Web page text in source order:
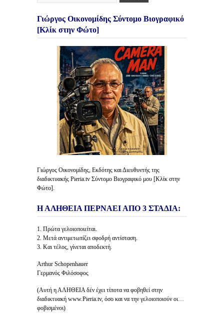
Γιώργος Οικονομίδης Σύντομο Βιογραφικό
[Κλίκ στην Φώτο]
Γιώργος Οικονομίδης, Εκδότης και Διευθυντής της
διαδικτυακής Pieria.tv Σύντομο Βιογραφικό μου [Κλίκ στην
Φώτο].
Η ΑΛΗΘΕΙΑ ΠΕΡΝΑΕΙ ΑΠΟ 3 ΣΤΑΔΙΑ:
1. Πρώτα γελοιοποιείται.
2. Μετά αντιμετωπίζει σφοδρή αντίσταση.
3. Και τέλος, γίνεται αποδεκτή.
Arthur Schopenhauer
Γερμανός Φιλόσοφος
(Αυτή η ΑΛΗΘΕΙΑ δέν έχει τίποτα να φοβηθεί στην
διαδικτυακή www.Pieria.tv, όσο και να την γελοιοποιούν οι…
φοβισμένοι)